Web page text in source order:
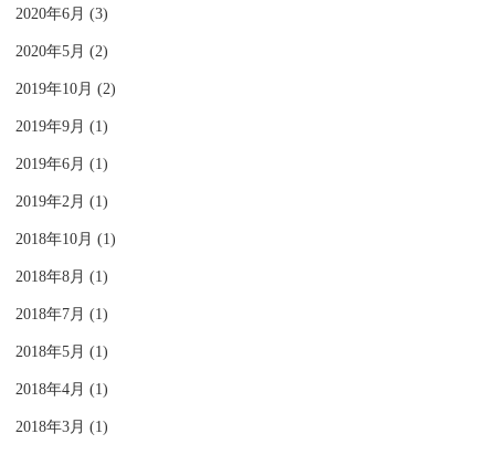
2020年6月 (3)
2020年5月 (2)
2019年10月 (2)
2019年9月 (1)
2019年6月 (1)
2019年2月 (1)
2018年10月 (1)
2018年8月 (1)
2018年7月 (1)
2018年5月 (1)
2018年4月 (1)
2018年3月 (1)